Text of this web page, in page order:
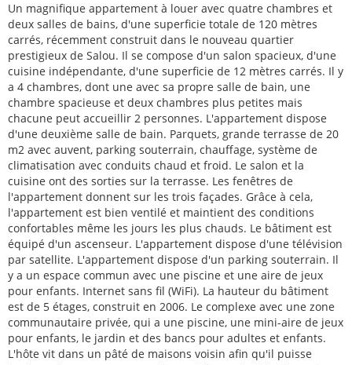
Un magnifique appartement à louer avec quatre chambres et
deux salles de bains, d'une superficie totale de 120 mètres
carrés, récemment construit dans le nouveau quartier
prestigieux de Salou. Il se compose d'un salon spacieux, d'une
cuisine indépendante, d'une superficie de 12 mètres carrés. Il y
a 4 chambres, dont une avec sa propre salle de bain, une
chambre spacieuse et deux chambres plus petites mais
chacune peut accueillir 2 personnes. L'appartement dispose
d'une deuxième salle de bain. Parquets, grande terrasse de 20
m2 avec auvent, parking souterrain, chauffage, système de
climatisation avec conduits chaud et froid. Le salon et la
cuisine ont des sorties sur la terrasse. Les fenêtres de
l'appartement donnent sur les trois façades. Grâce à cela,
l'appartement est bien ventilé et maintient des conditions
confortables même les jours les plus chauds. Le bâtiment est
équipé d'un ascenseur. L'appartement dispose d'une télévision
par satellite. L'appartement dispose d'un parking souterrain. Il
y a un espace commun avec une piscine et une aire de jeux
pour enfants. Internet sans fil (WiFi). La hauteur du bâtiment
est de 5 étages, construit en 2006. Le complexe avec une zone
communautaire privée, qui a une piscine, une mini-aire de jeux
pour enfants, le jardin et des bancs pour adultes et enfants.
L'hôte vit dans un pâté de maisons voisin afin qu'il puisse